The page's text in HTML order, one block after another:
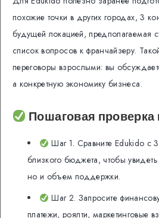
похожие точки в других городах, 3
будущей локацией, предполагаемая
список вопросов к франчайзеру.
переговоры взрослыми: вы
а конкретную экономику бизнеса.
Пошаговая проверка
Шаг 1. Сравните Edukido с
близкого бюджета, чтобы
но и объем поддержки.
Шаг 2. Запросите
платежи, роялти, маркетинговые